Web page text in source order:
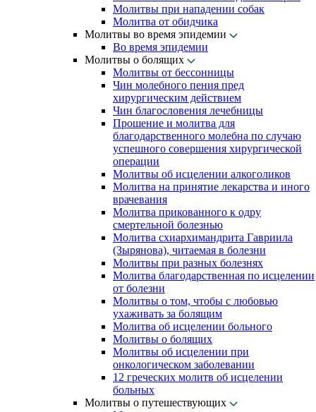
Молитвы при нападении собак
Молитва от обидчика
Молитвы во время эпидемии
Во время эпидемии
Молитвы о болящих
Молитвы от бессонницы
Чин молебного пения пред
хирургическим действием
Чин благословения лечебницы
Прошение и молитва для
благодарственного молебна по случаю
успешного совершения хирургической
операции
Молитвы об исцелении алкоголиков
Молитва на принятие лекарства и иного
врачевания
Молитва прикованного к одру
смертельной болезнью
Молитва схиархимандрита Гавриила
(Зырянова), читаемая в болезни
Молитвы при разных болезнях
Молитва благодарственная по исцелении
от болезни
Молитвы о том, чтобы с любовью
ухаживать за болящим
Молитва об исцелении больного
Молитвы о болящих
Молитвы об исцелении при
онкологическом заболевании
12 греческих молитв об исцелении
больных
Молитвы о путешествующих